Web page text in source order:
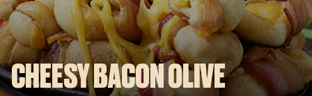
CHEESY BACON OLIVE